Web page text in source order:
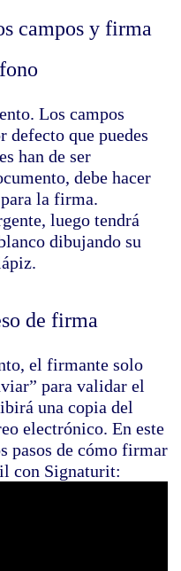
campos y firma
Los campos
defecto que puedes
han de ser
debe hacer
la firma.
luego tendrá
dibujando su
de firma
el firmante solo
para validar el
una copia del
electrónico. En este
pasos de cómo firmar
con Signaturit: